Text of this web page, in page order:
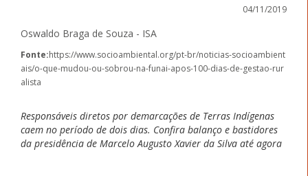
04/11/2019
Oswaldo Braga de Souza - ISA
Fonte:https://www.socioambiental.org/pt-br/noticias-socioambient
ais/o-que-mudou-ou-sobrou-na-funai-apos-100-dias-de-gestao-rur
alista
Responsáveis diretos por demarcações de Terras Indígenas
caem no período de dois dias. Confira balanço e bastidores
da presidência de Marcelo Augusto Xavier da Silva até agora